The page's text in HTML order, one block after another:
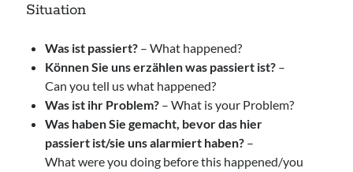
Situation
Was ist passiert? – What happened?
Können Sie uns erzählen was passiert ist? –
Can you tell us what happened?
Was ist ihr Problem? – What is your Problem?
Was haben Sie gemacht, bevor das hier
passiert ist/sie uns alarmiert haben? –
What were you doing before this happened/you